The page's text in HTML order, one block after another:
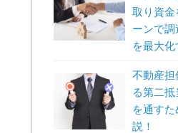
取り資金
ーンで
を最大
不動産担
る第二
を通す
説！